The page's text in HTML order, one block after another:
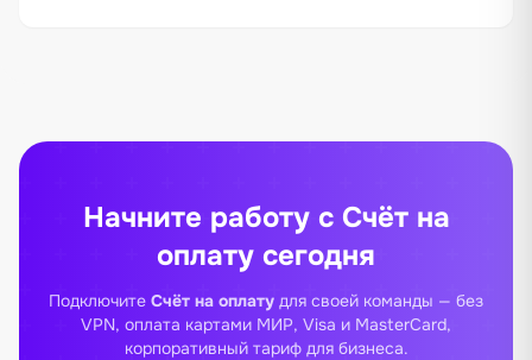
Начните работу с Счёт на
оплату сегодня
Подключите Счёт на оплату для своей команды — без
VPN, оплата картами МИР, Visa и MasterCard,
корпоративный тариф для бизнеса.